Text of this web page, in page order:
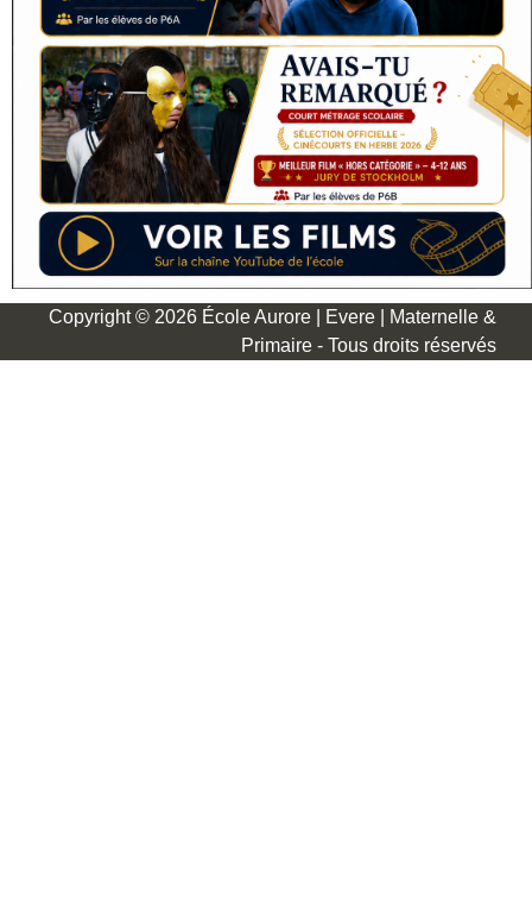
Copyright © 2026 École Aurore | Evere | Maternelle &
Primaire - Tous droits réservés